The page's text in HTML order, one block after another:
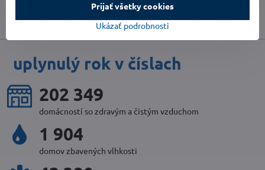
Bluesky Pinterest
mail
uplynulý rok v číslach
220 073
domácností so zdravým a čistým vzduchom
2 072
domov zbavených vlhkosti
Ukázať podrobnosti
Prijať všetky cookies